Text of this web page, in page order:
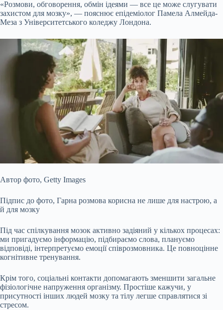
«Розмови, обговорення, обмін ідеями — все це може слугувати
захистом для мозку», — пояснює епідеміолог Памела Алмейда-
Меза з Університетського коледжу Лондона.
Автор фото, Getty Images
Підпис до фото, Гарна розмова корисна не лише для настрою, а
й для мозку
Під час спілкування мозок активно задіяний у кількох процесах:
ми пригадуємо інформацію, підбираємо слова, плануємо
відповіді, інтерпретуємо емоції співрозмовника. Це повноцінне
когнітивне тренування.
Крім того, соціальні контакти допомагають зменшити загальне
фізіологічне напруження організму. Простіше кажучи, у
присутності інших людей мозку та тілу легше справлятися зі
стресом.